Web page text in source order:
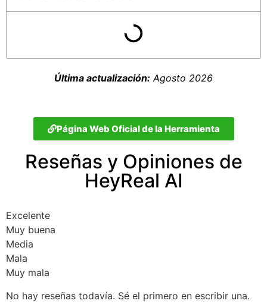
Última actualización: Agosto 2026
Página Web Oficial de la Herramienta
Reseñas y Opiniones de
HeyReal AI
Excelente
Muy buena
Media
Mala
Muy mala
No hay reseñas todavía. Sé el primero en escribir una.